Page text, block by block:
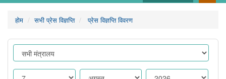
होम सभी प्रेस विज्ञप्ति प्रेस विज्ञप्ति विवरण